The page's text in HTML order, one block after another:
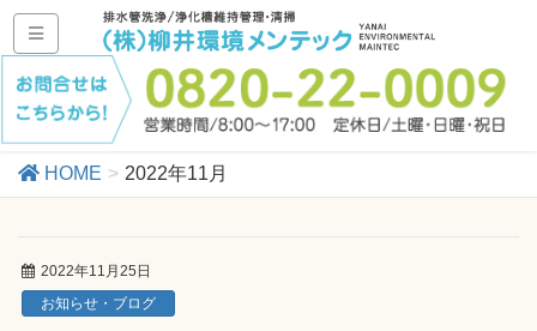
HOME 2022年11月
2022年11月25日
お知らせ・ブログ